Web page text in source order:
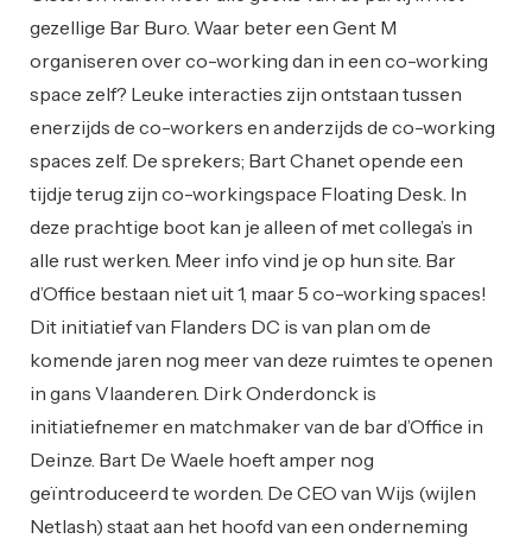
gezellige Bar Buro. Waar beter een Gent M
organiseren over co-working dan in een co-working
space zelf? Leuke interacties zijn ontstaan tussen
enerzijds de co-workers en anderzijds de co-working
spaces zelf. De sprekers; Bart Chanet opende een
tijdje terug zijn co-workingspace Floating Desk. In
deze prachtige boot kan je alleen of met collega’s in
alle rust werken. Meer info vind je op hun site. Bar
d’Office bestaan niet uit 1, maar 5 co-working spaces!
Dit initiatief van Flanders DC is van plan om de
komende jaren nog meer van deze ruimtes te openen
in gans Vlaanderen. Dirk Onderdonck is
initiatiefnemer en matchmaker van de bar d’Office in
Deinze. Bart De Waele hoeft amper nog
geïntroduceerd te worden. De CEO van Wijs (wijlen
Netlash) staat aan het hoofd van een onderneming